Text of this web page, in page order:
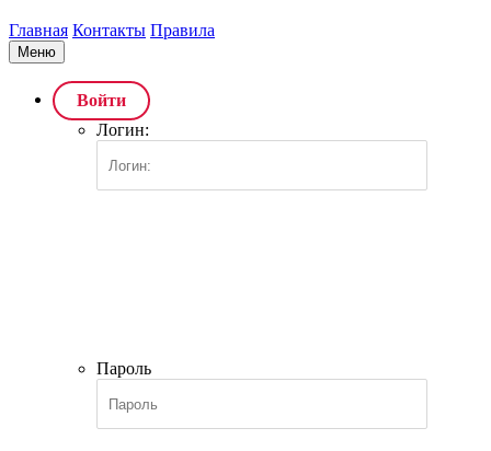
Главная Контакты Правила
Меню
Войти
Логин:
Пароль